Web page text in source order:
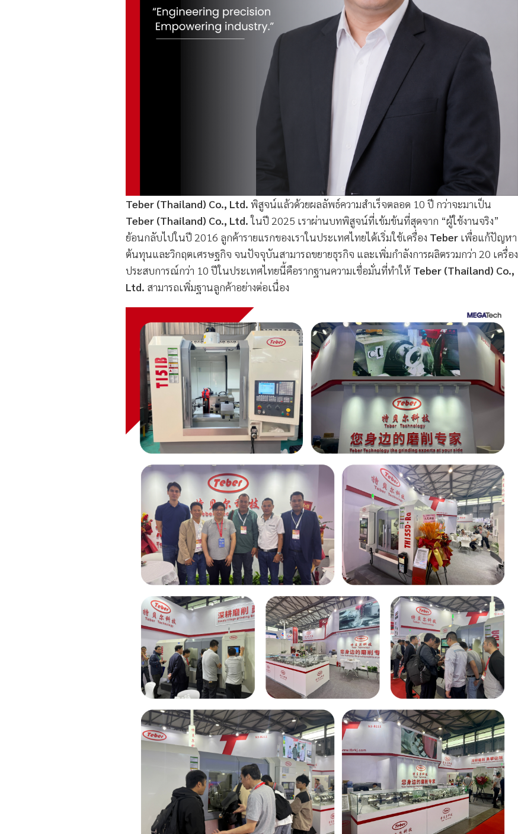
Teber (Thailand) Co., Ltd. พิสูจน์แล้วด้วยผลลัพธ์ความสำเร็จตลอด 10 ปี กว่าจะมาเป็น
Teber (Thailand) Co., Ltd.ในปี 2025 เราผ่านบทพิสูจน์ที่เข้มข้นที่สุดจาก “ผู้ใช้งานจริง”
ย้อนกลับไปในปี 2016 ลูกค้ารายแรกของเราในประเทศไทยได้เริ่มใช้เครื่อง Teber เพื่อแก้ปัญหา
ต้นทุนและวิกฤตเศรษฐกิจ จนปัจจุบันสามารถขยายธุรกิจ และเพิ่มกำลังการผลิตรวมกว่า 20 เครื่อง
ประสบการณ์กว่า 10 ปีในประเทศไทยนี้คือรากฐานความเชื่อมั่นที่ทำให้ Teber (Thailand) Co.,
Ltd. สามารถเพิ่มฐานลูกค้าอย่างต่อเนื่อง